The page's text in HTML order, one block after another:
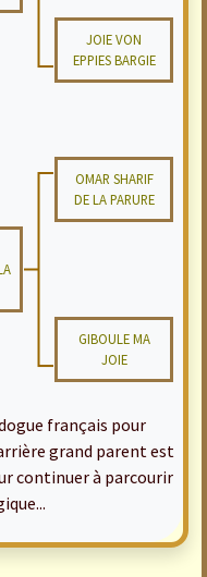
JOIE VON
EPPIES BARGIE
OMAR SHARIF
DE LA PARURE
GIBOULE MA
JOIE
français pour
grand parent est
continuer à parcourir